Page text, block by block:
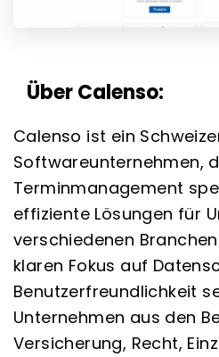
Über Calenso:
Calenso ist ein
Softwareunternehmen,
Terminmanagement
effiziente Lösungen für
verschiedenen
klaren Fokus auf
Benutzerfreundlichkeit
Unternehmen aus den
Versicherung, Recht,